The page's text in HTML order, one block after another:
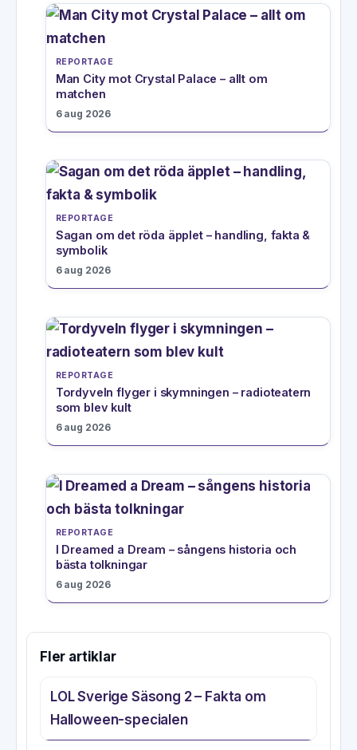
REPORTAGE
Man City mot Crystal Palace – allt om
matchen
6 aug 2026
REPORTAGE
Sagan om det röda äpplet – handling, fakta &
symbolik
6 aug 2026
REPORTAGE
Tordyveln flyger i skymningen – radioteatern
som blev kult
6 aug 2026
REPORTAGE
I Dreamed a Dream – sångens historia och
bästa tolkningar
6 aug 2026
Fler artiklar
LOL Sverige Säsong 2 – Fakta om
Halloween-specialen